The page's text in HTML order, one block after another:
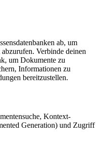
ab, um
Verbinde deinen
um Dokumente zu
Informationen zu
bereitzustellen.
Kontext-
Generation) und Zugriff